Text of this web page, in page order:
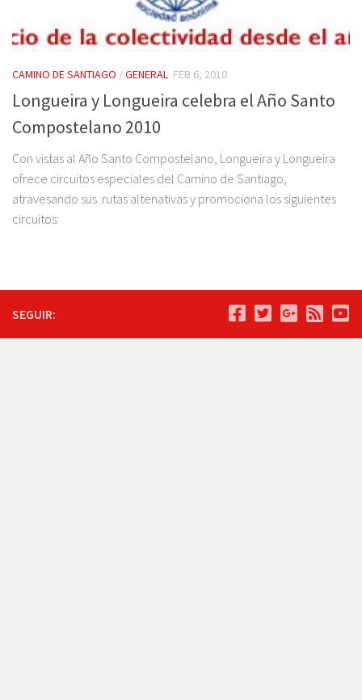
CAMINO DE SANTIAGO /GENERAL FEB 6, 2010
Longueira y Longueira celebra el Año Santo
Compostelano 2010
Con vistas al Año Santo Compostelano, Longueira y Longueira
ofrece circuitos especiales del Camino de Santiago,
atravesando sus rutas altenativas y promociona los siguientes
circuitos:
SEGUIR: